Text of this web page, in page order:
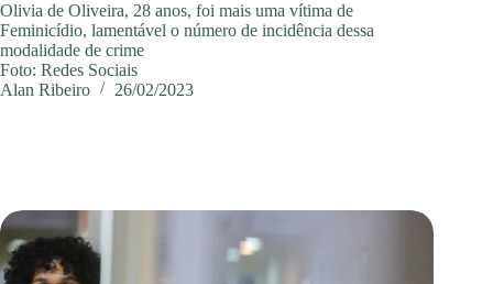
Olivia de Oliveira, 28 anos, foi mais uma vítima de
Feminicídio, lamentável o número de incidência dessa
modalidade de crime
Foto: Redes Sociais
Alan Ribeiro
26/02/2023